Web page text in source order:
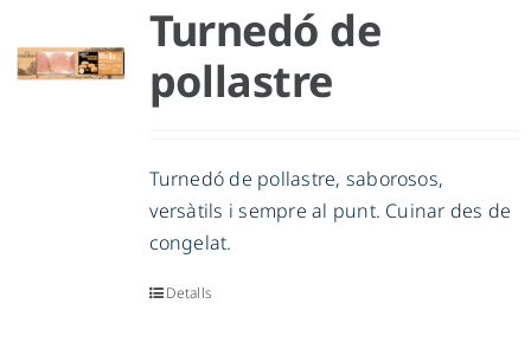
Turnedó de
pollastre
Turnedó de pollastre, saborosos,
versàtils i sempre al punt. Cuinar des de
congelat.
Detalls